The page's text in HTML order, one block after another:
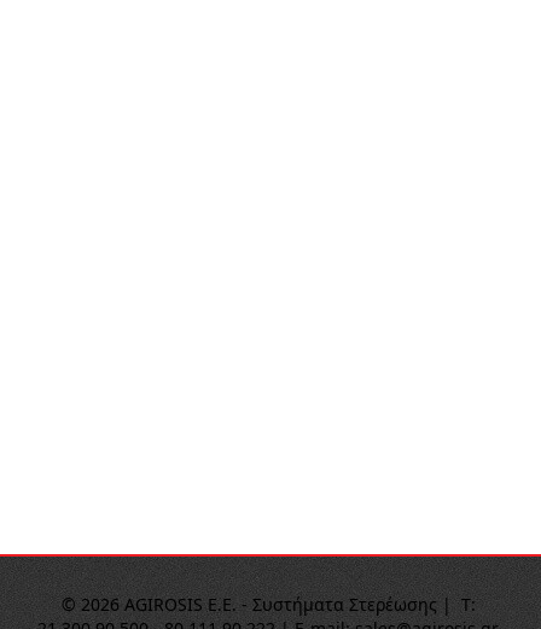
© 2026 AGIROSIS E.E. - Συστήματα Στερέωσης |  Τ: